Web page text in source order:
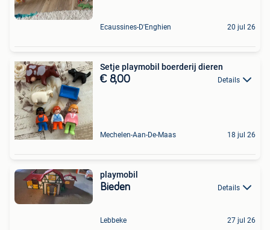
Ecaussines-D'Enghien 20 jul 26
Setje playmobil boerderij dieren
€ 8,00 Details
Mechelen-Aan-De-Maas 18 jul 26
playmobil
Bieden Details
Lebbeke 27 jul 26